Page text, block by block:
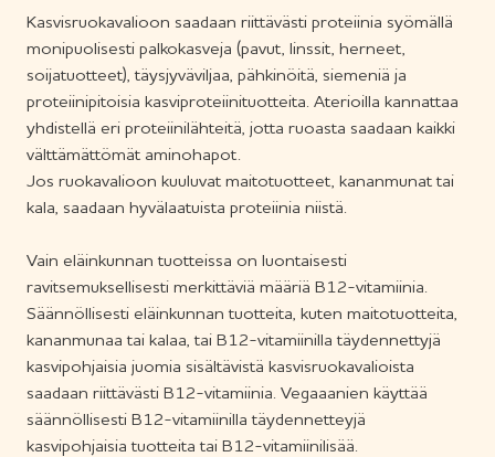
Kasvisruokavalioon saadaan riittävästi proteiinia syömällä
monipuolisesti palkokasveja (pavut, linssit, herneet,
soijatuotteet), täysjyväviljaa, pähkinöitä, siemeniä ja
proteiinipitoisia kasviproteiinituotteita. Aterioilla kannattaa
yhdistellä eri proteiinilähteitä, jotta ruoasta saadaan kaikki
välttämättömät aminohapot.
Jos ruokavalioon kuuluvat maitotuotteet, kananmunat tai
kala, saadaan hyvälaatuista proteiinia niistä.
Vain eläinkunnan tuotteissa on luontaisesti
ravitsemuksellisesti merkittäviä määriä B12-vitamiinia.
Säännöllisesti eläinkunnan tuotteita, kuten maitotuotteita,
kananmunaa tai kalaa, tai B12-vitamiinilla täydennettyjä
kasvipohjaisia juomia sisältävistä kasvisruokavalioista
saadaan riittävästi B12-vitamiinia. Vegaaanien käyttää
säännöllisesti B12-vitamiinilla täydennetteyjä
kasvipohjaisia tuotteita tai B12-vitamiinilisää.